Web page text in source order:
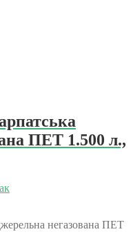
ПЕТ 1.500 л.,
негазована ПЕТ